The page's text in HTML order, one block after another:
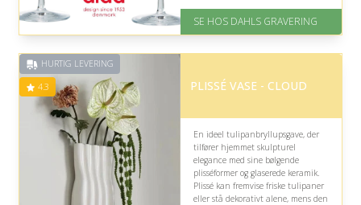
På lager
Levering: 2-3 dage
på 4.8 ud af 5
SE HOS DAHLS GRAVERING
HURTIG LEVERING
4.3 PLISSÉ VASE - CLOUD
En ideel tulipanbryllupsgave, der
tilfører hjemmet skulpturel
elegance med sine bølgende
plisséformer og glaserede keramik.
Plissé kan fremvise friske tulipaner
eller stå dekorativt alene, mens den